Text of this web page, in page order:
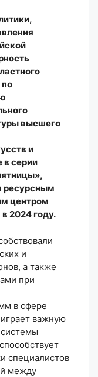
высшего
и
в серии
ресурсным
центром
2024 году.
и
а также
при
в сфере
важную
специалистов
между